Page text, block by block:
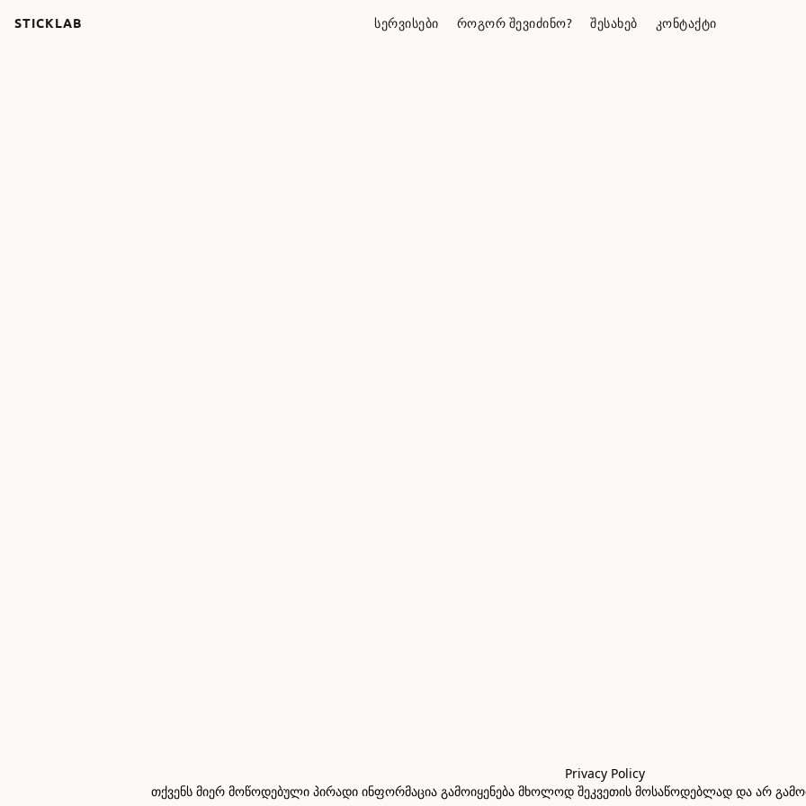
STICKLAB ᲡᲔᲠᲕᲘᲡᲔᲑᲘ ᲠᲝᲒᲝᲠ ᲨᲔᲕᲘᲫᲘᲜᲝ? ᲨᲔᲡᲐᲮᲔᲑ ᲙᲝᲜᲢᲐᲥᲢᲘ
Privacy Policy
თქვენს მიერ მოწოდებული პირადი ინფორმაცია გამოიყენება მხოლოდ შეკვეთის მოსაწოდებლად და არ